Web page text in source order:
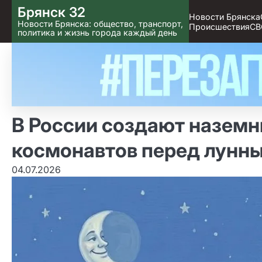
Skip
to content
Брянск 32
Новости Брянска: общество, транспорт,
политика и жизнь города каждый день
Новости Брянска
Происшествия
В России создают
космонавтов перед
04.07.2026